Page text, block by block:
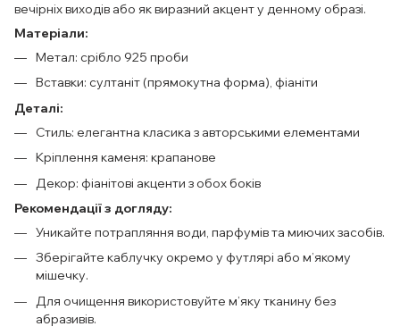
вечірніх виходів або як виразний акцент у денному образі.
Матеріали:
Метал: срібло 925 проби
Вставки: султаніт (прямокутна форма), фіаніти
Деталі:
Стиль: елегантна класика з авторськими елементами
Кріплення каменя: крапанове
Декор: фіанітові акценти з обох боків
Рекомендації з догляду:
Уникайте потрапляння води, парфумів та миючих засобів.
Зберігайте каблучку окремо у футлярі або м’якому
мішечку.
Для очищення використовуйте м’яку тканину без
абразивів.